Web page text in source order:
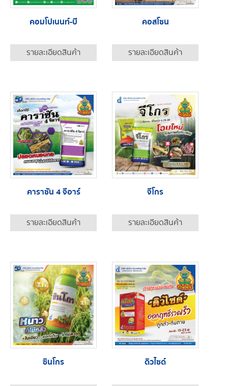
คอมโปเนนท์-บี
รายละเอียดสินค้า
คอสโซน
รายละเอียดสินค้า
คาราซัน 4 จีอาร์
รายละเอียดสินค้า
จีโกร
รายละเอียดสินค้า
ซินโกร ดิวไซด์